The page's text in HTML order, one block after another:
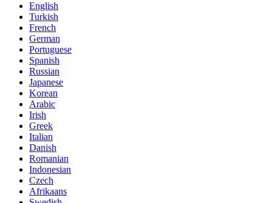
English
Turkish
French
German
Portuguese
Spanish
Russian
Japanese
Korean
Arabic
Irish
Greek
Italian
Danish
Romanian
Indonesian
Czech
Afrikaans